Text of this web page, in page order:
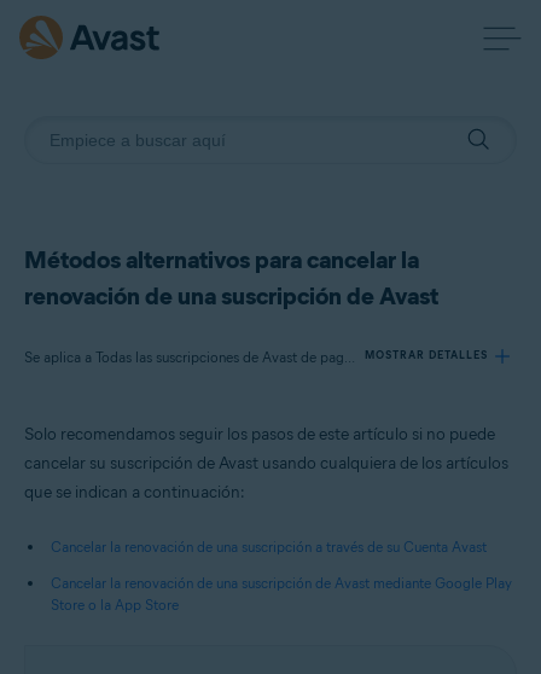
Métodos alternativos para cancelar la
renovación de una suscripción de Avast
Se aplica a Todas las suscripciones de Avast de pago para particulares MOSTRAR DETALLES
Solo recomendamos seguir los pasos de este artículo si no puede
cancelar su suscripción de Avast usando cualquiera de los artículos
que se indican a continuación:
Cancelar la renovación de una suscripción a través de su Cuenta Avast
Cancelar la renovación de una suscripción de Avast mediante Google Play
Store o la App Store